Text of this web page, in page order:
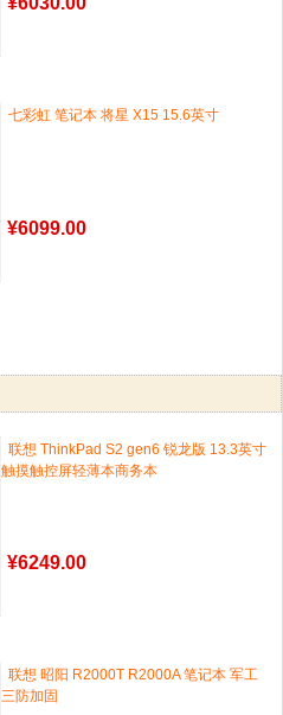
七彩虹 笔记本 将星 X15 15.6英寸
¥6099.00
联想 ThinkPad S2 gen6 锐龙版 13.3英寸
触摸触控屏轻薄本商务本
¥6249.00
联想 昭阳 R2000T R2000A 笔记本 军工
三防加固